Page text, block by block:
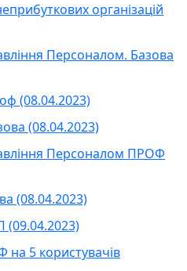
організацій
Персоналом. Базова
(08.04.2023)
(08.04.2023)
Персоналом ПРОФ
(08.04.2023)
(09.04.2023)
на 5 користувачів